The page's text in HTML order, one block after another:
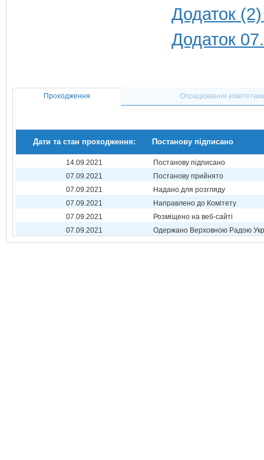
Додаток
Додаток
Проходження Опрацювання
Дати та стан проходження: Постанову підписано
14.09.2021
Постанову підписано
07.09.2021
Постанову прийнято
07.09.2021
Надано для розгляду
07.09.2021
Направлено до Комітету
07.09.2021
Розміщено на веб-сайті
07.09.2021
Одержано Верховною Радою